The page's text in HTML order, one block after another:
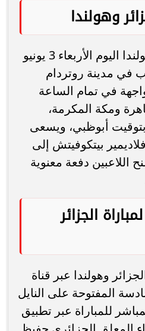
وهولندا
تقام مباراة الجزائر وهولندا اليوم الأربعاء 3 يونيو
في مدينة روتردام
في تمام الساعة
ومكة المكرمة،
مساءً بتوقيت أبوظبي، ويسعى
بيتكوفيتش إلى
اللاعبين دفعة معنوية
الجزائر
وهولندا عبر قناة
المفتوحة على النايل
للمباراة عبر تطبيق